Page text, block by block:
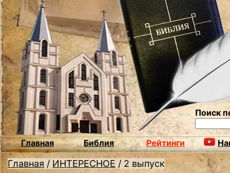
Поиск
Главная Библия Рейтинги
Главная / ИНТЕРЕСНОЕ / 2 выпуск